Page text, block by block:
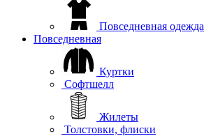
Повседневная одежда
Повседневная
Куртки
Софтшелл
Жилеты
Толстовки, флиски